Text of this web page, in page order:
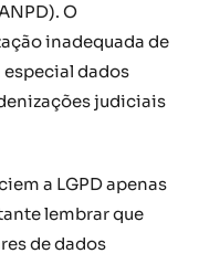
O
inadequada de
dados
judiciais
a LGPD apenas
lembrar que
de dados